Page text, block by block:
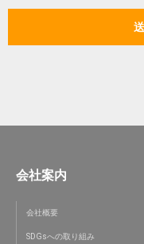
会社案内
会社概要
SDGsへの取り組み